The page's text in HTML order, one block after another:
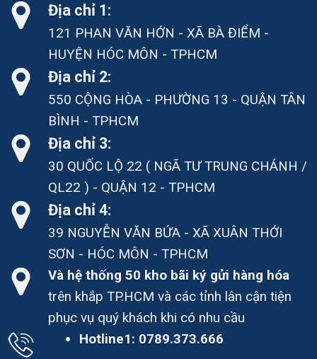
Địa chỉ 1:
121 PHAN VĂN HỚN - XÃ BÀ ĐIỂM -
HUYỆN HÓC MÔN - TPHCM
Địa chỉ 2:
550 CỘNG HÒA - PHƯỜNG 13 - QUẬN TÂN
BÌNH - TPHCM
Địa chỉ 3:
30 QUỐC LỘ 22 ( NGÃ TƯ TRUNG CHÁNH /
QL22 ) - QUẬN 12 - TPHCM
Địa chỉ 4:
39 NGUYỄN VĂN BỨA - XÃ XUÂN THỚI
SƠN - HÓC MÔN - TPHCM
Và hệ thống 50 kho bãi ký gửi hàng hóa
trên khắp TP.HCM và các tỉnh lân cận tiện
phục vụ quý khách khi có nhu cầu
Hotline1: 0789.373.666